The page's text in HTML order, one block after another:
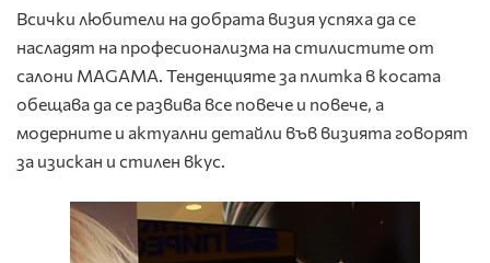
Всички любители на добрата визия успяха да се
насладят на професионализма на стилистите от
салони MAGAMA. Тенденцияте за плитка в косата
обещава да се развива все повече и повече, а
модерните и актуални детайли във визията говорят
за изискан и стилен вкус.